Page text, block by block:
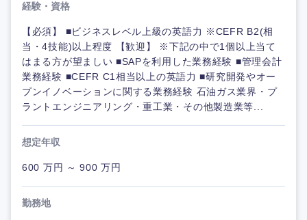
経験・資格
【必須】 ■ビジネスレベル上級の英語力 ※CEFR B2(相
当・4技能)以上程度 【歓迎】 ※下記の中で1個以上当て
はまる方が望ましい ■SAPを利用した業務経験 ■管理会計
業務経験 ■CEFR C1相当以上の英語力 ■研究開発やオー
プンイノベーションに関する業務経験 石油ガス業界・プ
ラントエンジニアリング・重工業・その他製造業等...
想定年収
600 万円 ～ 900 万円
勤務地